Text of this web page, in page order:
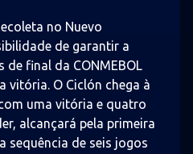
no Nuevo
de garantir a
final da CONMEBOL
vitória. O Ciclón chega à
uma vitória e quatro
alcançará pela primeira
sequência de seis jogos